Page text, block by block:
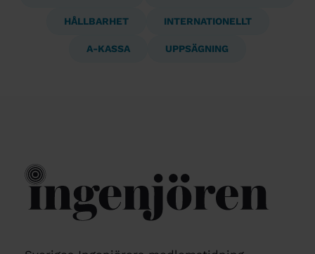
HÅLLBARHET INTERNATIONELLT
A-KASSA UPPSÄGNING